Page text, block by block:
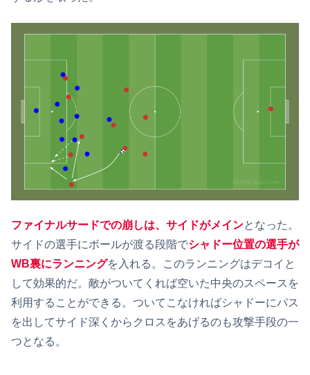
ファイナルサードでの崩しは、サイドがメインとなった。
サイドの選手にボールが渡る段階でシャドー位置の選手が
WB裏にランニングを入れる。このランニングはデコイと
して効果的だ。敵がついてくれば空いた中央のスペースを
利用することができる。ついてこなければシャドーにパス
を出してサイド深くからクロスをあげるのも攻撃手段の一
つとなる。